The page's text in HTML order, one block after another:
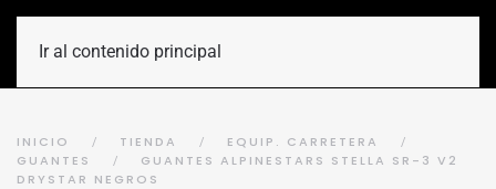
Ir al contenido principal
INICIO TIENDA
EQUIP. CARRETERA
GUANTES
GUANTES ALPINESTARS STELLA SR-3 V2
DRYSTAR NEGROS